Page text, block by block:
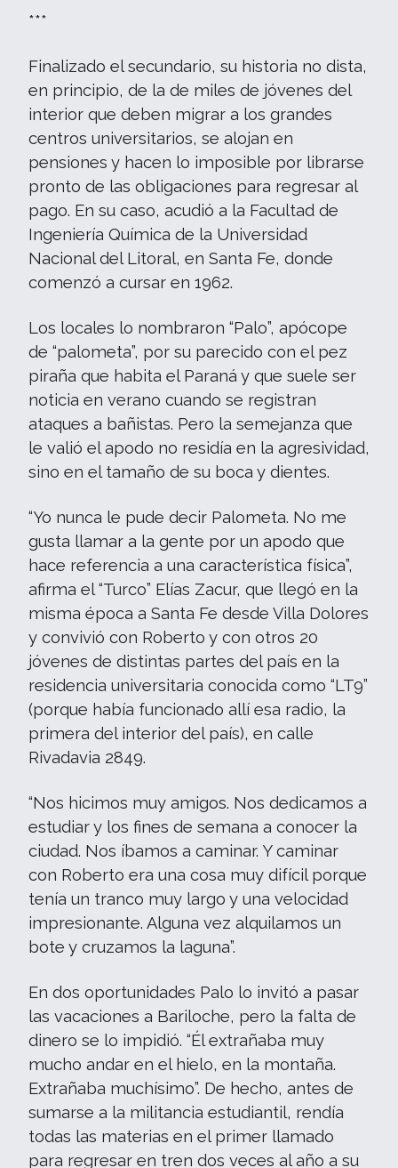
***
Finalizado el secundario, su historia no dista,
en principio, de la de miles de jóvenes del
interior que deben migrar a los grandes
centros universitarios, se alojan en
pensiones y hacen lo imposible por librarse
pronto de las obligaciones para regresar al
pago. En su caso, acudió a la Facultad de
Ingeniería Química de la Universidad
Nacional del Litoral, en Santa Fe, donde
comenzó a cursar en 1962.
Los locales lo nombraron “Palo”, apócope
de “palometa”, por su parecido con el pez
piraña que habita el Paraná y que suele ser
noticia en verano cuando se registran
ataques a bañistas. Pero la semejanza que
le valió el apodo no residía en la agresividad,
sino en el tamaño de su boca y dientes.
“Yo nunca le pude decir Palometa. No me
gusta llamar a la gente por un apodo que
hace referencia a una característica física”,
afirma el “Turco” Elías Zacur, que llegó en la
misma época a Santa Fe desde Villa Dolores
y convivió con Roberto y con otros 20
jóvenes de distintas partes del país en la
residencia universitaria conocida como “LT9”
(porque había funcionado allí esa radio, la
primera del interior del país), en calle
Rivadavia 2849.
“Nos hicimos muy amigos. Nos dedicamos a
estudiar y los fines de semana a conocer la
ciudad. Nos íbamos a caminar. Y caminar
con Roberto era una cosa muy difícil porque
tenía un tranco muy largo y una velocidad
impresionante. Alguna vez alquilamos un
bote y cruzamos la laguna”.
En dos oportunidades Palo lo invitó a pasar
las vacaciones a Bariloche, pero la falta de
dinero se lo impidió. “Él extrañaba muy
mucho andar en el hielo, en la montaña.
Extrañaba muchísimo”. De hecho, antes de
sumarse a la militancia estudiantil, rendía
todas las materias en el primer llamado
para regresar en tren dos veces al año a su